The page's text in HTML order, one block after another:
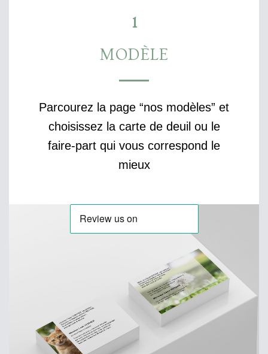
1
MODÈLE
Parcourez la page “nos modèles” et
choisissez la carte de deuil ou le
faire-part qui vous correspond le
mieux